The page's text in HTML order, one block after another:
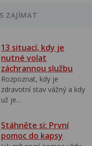
ZAJÍMAT
13 situací, kdy je
nutné volat
záchrannou službu
Rozpoznat, kdy je
zdravotní stav vážný a kdy
už je...
Stáhněte si: První
pomoc do kapsy